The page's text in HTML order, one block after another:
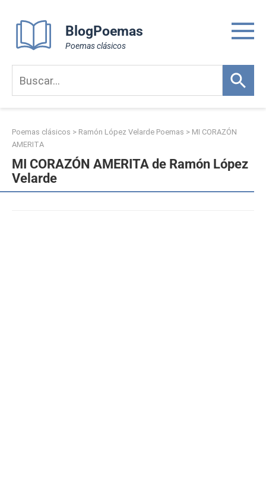
content
BlogPoemas
Poemas clásicos
Poemas clásicos > Ramón López Velarde Poemas > MI CORAZÓN
AMERITA
MI CORAZÓN AMERITA de Ramón López
Velarde